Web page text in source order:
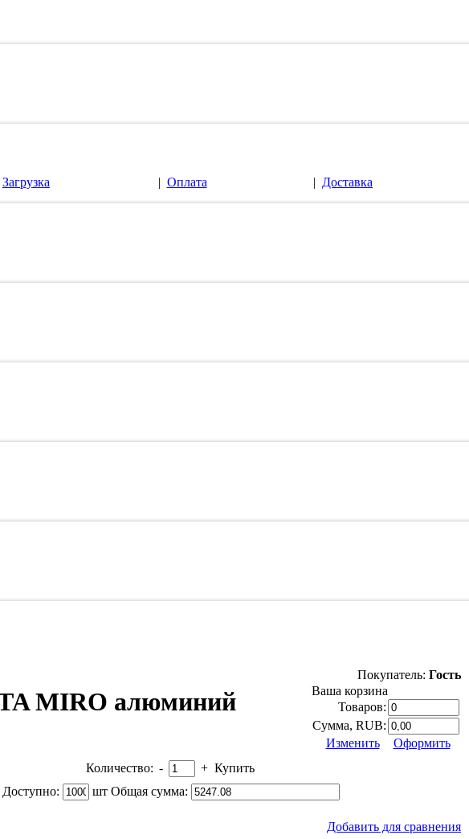
Загрузка | Оплата | Доставка
Покупатель: Гость
MIRO алюминий
Ваша корзина
Товаров:
Сумма, RUB:
Изменить
Оформить
Количество: - + Купить
Доступно:
шт Общая сумма:
Добавить для сравнения